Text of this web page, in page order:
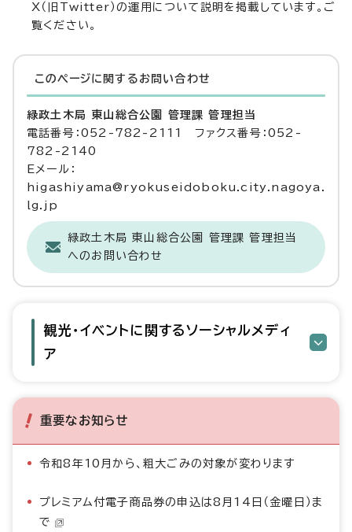
X（旧Twitter）の運用について説明を掲載しています。ご
覧ください。
このページに関する お問い合わせ
緑政土木局 東山総合公園 管理課 管理担当
電話番号：052-782-2111 ファクス番号：052-
782-2140
Eメール：
higashiyama@ryokuseidoboku.city.nagoya.
lg.jp
緑政土木局 東山総合公園 管理課 管理担当
へのお問い合わせ
観光・イベントに関するソーシャルメディ
ア
重要なお知らせ
令和8年10月から、粗大ごみの対象が変わります
プレミアム付電子商品券の申込は8月14日（金曜日）ま
で